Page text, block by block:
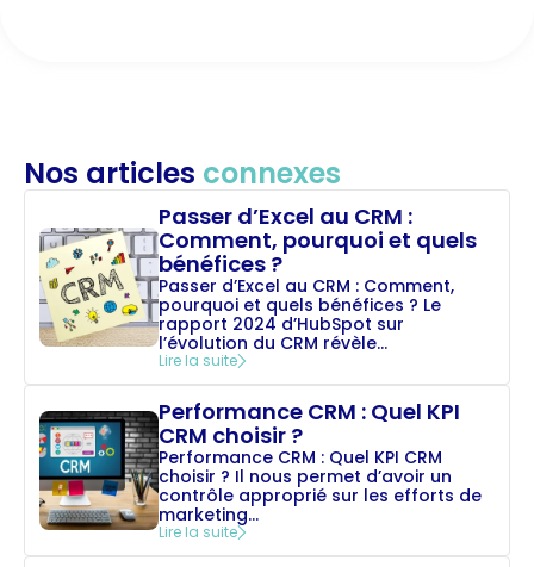
Nos articles connexes
Passer d’Excel au CRM :
Comment, pourquoi et quels
bénéfices ?
Passer d’Excel au CRM : Comment,
pourquoi et quels bénéfices ? Le
rapport 2024 d’HubSpot sur
l’évolution du CRM révèle...
Lire la suite
Performance CRM : Quel KPI
CRM choisir ?
Performance CRM : Quel KPI CRM
choisir ? Il nous permet d’avoir un
contrôle approprié sur les efforts de
marketing...
Lire la suite